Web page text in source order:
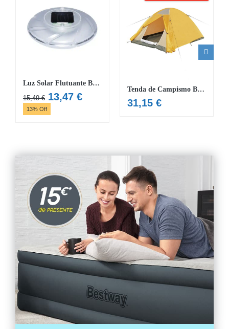
Luz Solar Flutuante Bestway®
15,49€ O
13,47 €O
13% Off
Tenda de Campismo Bestway® Natoura
31,15 €